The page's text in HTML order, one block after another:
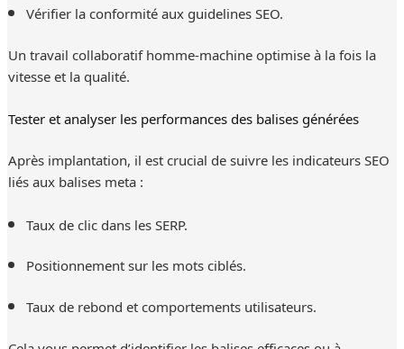
Vérifier la conformité aux guidelines SEO.
Un travail collaboratif homme-machine optimise à la fois la
vitesse et la qualité.
Tester et analyser les performances des balises générées
Après implantation, il est crucial de suivre les indicateurs SEO
liés aux balises meta :
Taux de clic dans les SERP.
Positionnement sur les mots ciblés.
Taux de rebond et comportements utilisateurs.